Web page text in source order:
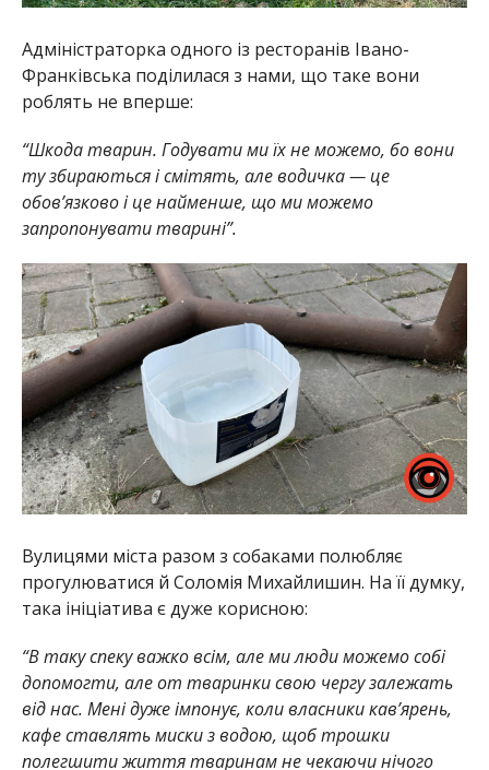
Адміністраторка одного із ресторанів Івано-
Франківська поділилася з нами, що таке вони
роблять не вперше:
“Шкода тварин. Годувати ми їх не можемо, бо вони
ту збираються і смітять, але водичка — це
обов’язково і це найменше, що ми можемо
запропонувати тварині”.
Вулицями міста разом з собаками полюбляє
прогулюватися й Соломія Михайлишин. На її думку,
така ініціатива є дуже корисною:
“В таку спеку важко всім, але ми люди можемо собі
допомогти, але от тваринки свою чергу залежать
від нас. Мені дуже імпонує, коли власники кав’ярень,
кафе ставлять миски з водою, щоб трошки
полегшити життя тваринам не чекаючи нічого